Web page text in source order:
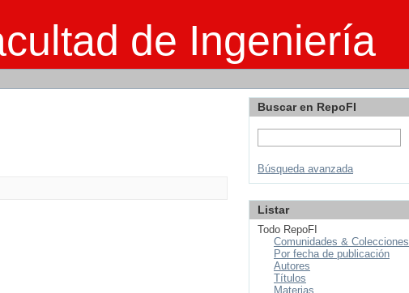
de Ingeniería
Buscar en RepoFI
Búsqueda avanzada
Listar
Todo RepoFI
Comunidades & Colecciones
Por fecha de publicación
Autores
Títulos
Materias